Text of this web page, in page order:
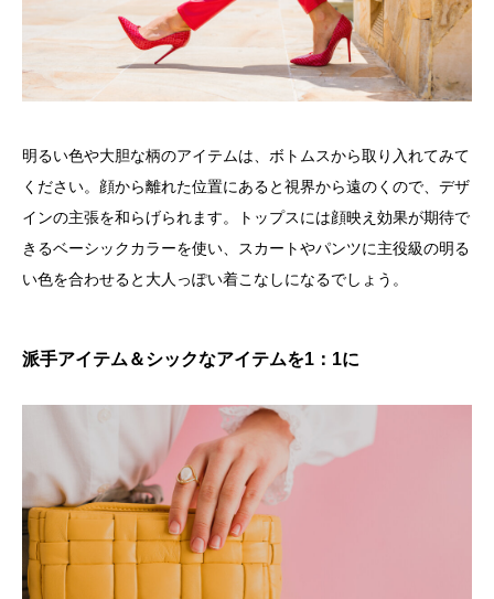
明るい色や大胆な柄のアイテムは、ボトムスから取り入れてみて
ください。顔から離れた位置にあると視界から遠のくので、デザ
インの主張を和らげられます。トップスには顔映え効果が期待で
きるベーシックカラーを使い、スカートやパンツに主役級の明る
い色を合わせると大人っぽい着こなしになるでしょう。
派手アイテム＆シックなアイテムを1：1に